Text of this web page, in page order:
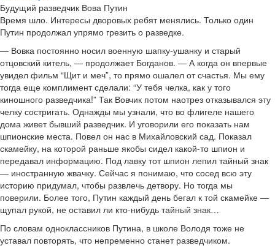
Будущий разведчик Вова Путин
Время шло. Интересы дворовых ребят менялись. Только один
Путин продолжал упрямо грезить о разведке.
— Вовка постоянно носил военную шапку-ушанку и старый
отцовский китель, — продолжает Богданов. — А когда он впервые
увидел фильм “Щит и меч”, то прямо ошалел от счастья. Мы ему
тогда еще комплимент сделали: “У тебя челка, как у того
киношного разведчика!” Так Вовчик потом наотрез отказывался эту
челку состригать. Однажды мы узнали, что во флигеле нашего
дома живет бывший разведчик. И уговорили его показать нам
шпионские места. Повел он нас в Михайловский сад. Показал
скамейку, на которой раньше якобы сидел какой-то шпион и
передавал информацию. Под лавку тот шпион лепил тайный знак
— иностранную жвачку. Сейчас я понимаю, что сосед всю эту
историю придумал, чтобы развлечь детвору. Но тогда мы
поверили. Более того, Путин каждый день бегал к той скамейке —
щупал рукой, не оставил ли кто-нибудь тайный знак…
По словам одноклассников Путина, в школе Володя тоже не
уставал повторять, что непременно станет разведчиком.